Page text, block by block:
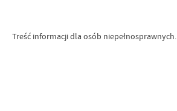
Treść informacji dla osób niepełnosprawnych.